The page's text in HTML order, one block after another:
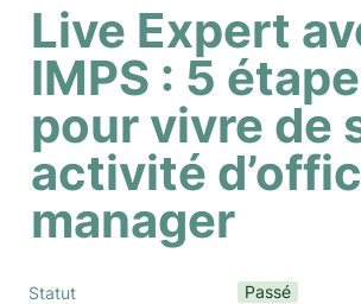
Live Expert
IMPS : 5
pour vivre de
activité
manager
Statut Passé